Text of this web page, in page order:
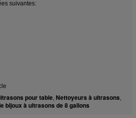
suivantes:
pour table, Nettoyeurs à ultrasons,
bijoux à ultrasons de 8 gallons